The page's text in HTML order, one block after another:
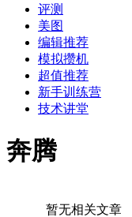
评测
美图
编辑推荐
模拟攒机
超值推荐
新手训练营
技术讲堂
奔腾
暂无相关文章